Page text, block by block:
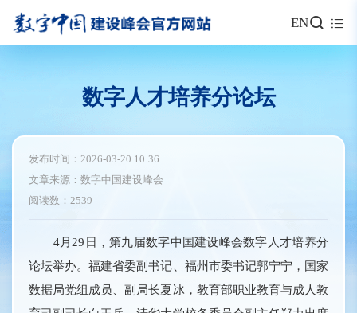
EN
数字人才培养分论坛
发布时间：2026-03-20 10:36
文章来源：数字中国建设峰会
阅读数：2539
4月29日，第九届数字中国建设峰会数字人才培养分
论坛举办。福建省委副书记、福州市委书记郭宁宁，国家
数据局党组成员、副局长夏冰，教育部职业教育与成人教